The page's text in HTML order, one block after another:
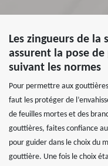
Les zingueurs de la
assurent la pose
suivant les normes
Pour permettre aux
faut les protéger de
de feuilles mortes et des
gouttières, faites confiance
pour guider dans le choix du
gouttière. Une fois le choix